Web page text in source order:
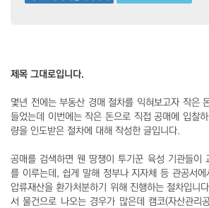
제목 그대로입니다.
몇년 전에는 부동산 경매 절차를 익혀보고자 작은
들었는데 이번에는 작은 돈으로 직접 공매에 입찰
량을 인도받은 절차에 대해 작성한 글입니다.
공매를 검색하면 웬 땅쟁이 투기꾼 육성 기관들이
를 이루는데, 쉽게 말해 정부나 지자체 등 관공서에
압류재산을 환가처분하기 위해 진행하는 절차입니
서 물건으로 나오는 경우가 많은데 캠코(자산관리